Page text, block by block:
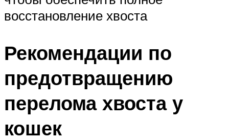
восстановление хвоста
Рекомендации по
предотвращению
перелома хвоста у
кошек